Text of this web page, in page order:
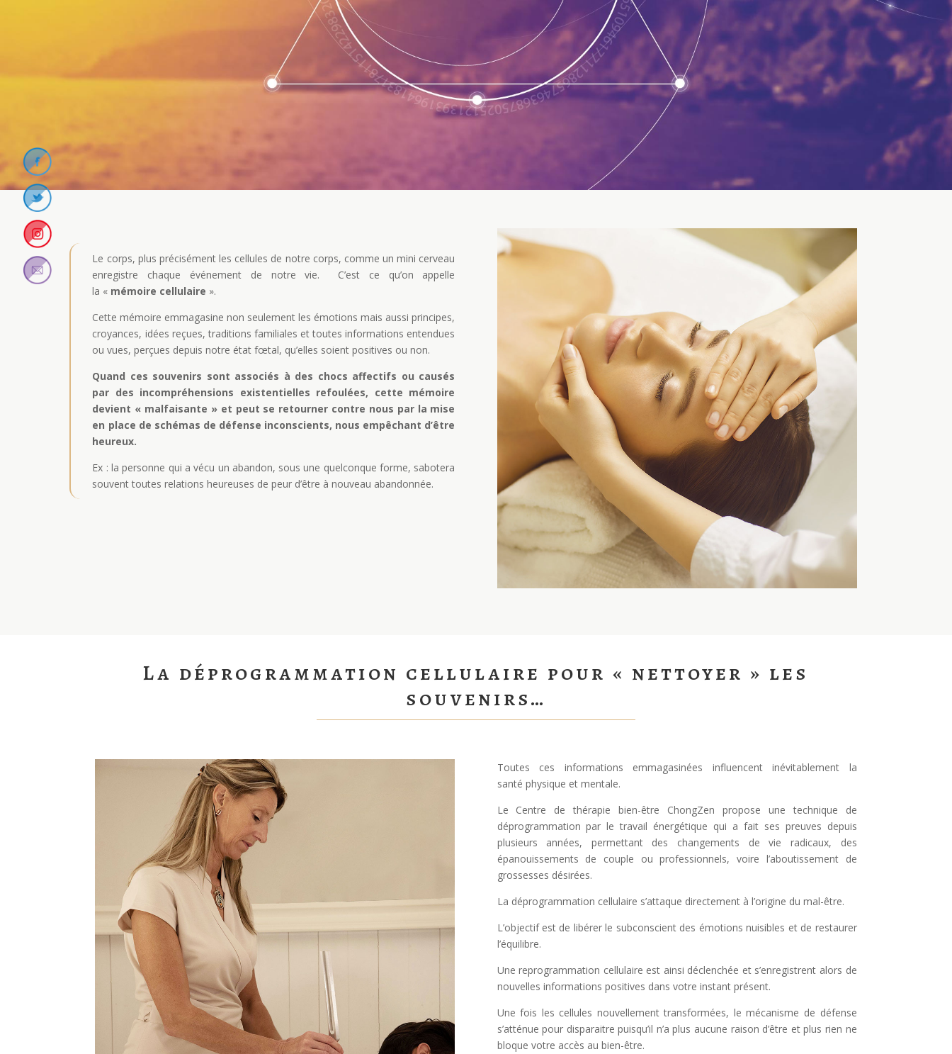
Le corps, plus précisément les cellules de notre corps, comme un mini cerveau
enregistre chaque événement de notre vie. C’est ce qu’on appelle
la « mémoire cellulaire ».
Cette mémoire emmagasine non seulement les émotions mais aussi principes,
croyances, idées reçues, traditions familiales et toutes informations entendues
ou vues, perçues depuis notre état fœtal, qu’elles soient positives ou non.
Quand ces souvenirs sont associés à des chocs affectifs ou causés
par des incompréhensions existentielles refoulées, cette mémoire
devient « malfaisante » et peut se retourner contre nous par la mise
en place de schémas de défense inconscients, nous empêchant d’être
heureux.
Ex : la personne qui a vécu un abandon, sous une quelconque forme, sabotera
souvent toutes relations heureuses de peur d’être à nouveau abandonnée.
La déprogrammation cellulaire pour « nettoyer » les
souvenirs…
Toutes ces informations emmagasinées influencent inévitablement la
santé physique et mentale.
Le Centre de thérapie bien-être ChongZen propose une technique de
déprogrammation par le travail énergétique qui a fait ses preuves depuis
plusieurs années, permettant des changements de vie radicaux, des
épanouissements de couple ou professionnels, voire l’aboutissement de
grossesses désirées.
La déprogrammation cellulaire s’attaque directement à l’origine du mal-être.
L’objectif est de libérer le subconscient des émotions nuisibles et de restaurer
l’équilibre.
Une reprogrammation cellulaire est ainsi déclenchée et s’enregistrent alors de
nouvelles informations positives dans votre instant présent.
Une fois les cellules nouvellement transformées, le mécanisme de défense
s’atténue pour disparaitre puisqu’il n’a plus aucune raison d’être et plus rien ne
bloque votre accès au bien-être.